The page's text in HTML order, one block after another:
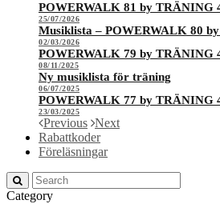
POWERWALK 81 by TRÄNING
25/07/2026
Musiklista – POWERWALK 80
02/03/2026
POWERWALK 79 by TRÄNING
08/11/2025
Ny musiklista för träning
06/07/2025
POWERWALK 77 by TRÄNING
23/03/2025
Previous Next
Rabattkoder
Föreläsningar
Category